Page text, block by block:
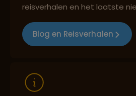
Reizen met oog voor
reisverhalen en het laatste
Blog en Reisverhalen